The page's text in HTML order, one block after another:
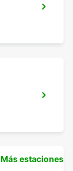
Más estaciones